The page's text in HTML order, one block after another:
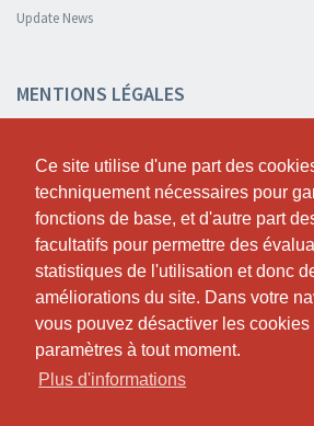
Ce site utilise d'une part des
techniquement nécessaires pour
fonctions de base, et d'autre part
facultatifs pour permettre des
statistiques de l'utilisation et donc
améliorations du site. Dans votre
vous pouvez désactiver les cookies
paramètres à tout moment.
Plus d'informations
Ce site utilise d'une part des
techniquement nécessaires pour
fonctions de base, et d'autre part
facultatifs pour permettre des
statistiques de l'utilisation et donc
améliorations du site. Dans votre
vous pouvez désactiver les cookies
paramètres à tout moment.
Plus d'informations
Update News
MENTIONS LÉGALES
Déclaration de confidentialité
Termes et conditions
Cookie Policy
TESTER GRATUITEMENT
Si tu souhaites utiliser SportsNow pour ton